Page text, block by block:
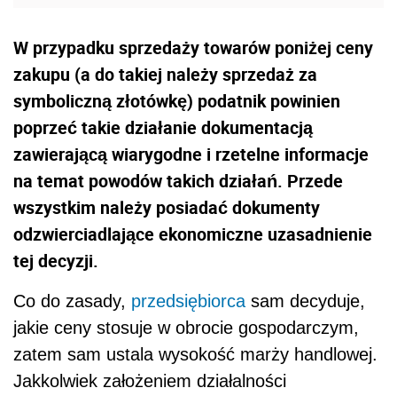
W przypadku sprzedaży towarów poniżej ceny
zakupu (a do takiej należy sprzedaż za
symboliczną złotówkę) podatnik powinien
poprzeć takie działanie dokumentacją
zawierającą wiarygodne i rzetelne informacje
na temat powodów takich działań. Przede
wszystkim należy posiadać dokumenty
odzwierciadlające ekonomiczne uzasadnienie
tej decyzji.
Co do zasady, przedsiębiorcasam decyduje,
jakie ceny stosuje w obrocie gospodarczym,
zatem sam ustala wysokość marży handlowej.
Jakkolwiek założeniem działalności